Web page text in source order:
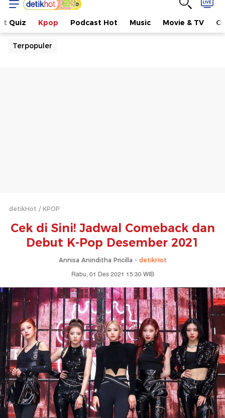
Quiz Kpop Podcast Hot Music Movie & TV
Terpopuler
detikHot KPOP
Cek di Sini! Jadwal Comeback dan
Debut K-Pop Desember 2021
Annisa Aninditha Pricilla - detikHot
Rabu, 01 Des 2021 15:30 WIB